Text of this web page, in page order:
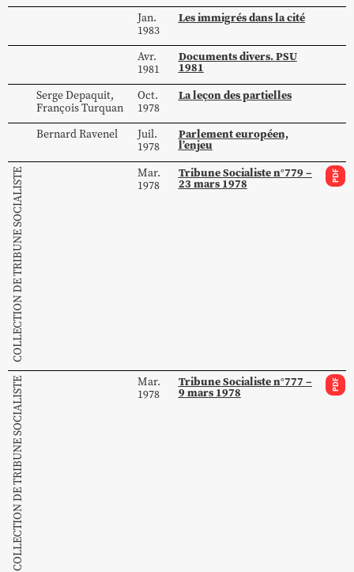
Jan.
1983
Les immigrés dans la cité
Avr.
1981
Documents divers. PSU
1981
SergeDepaquit,
FrançoisTurquan
Oct.
1978
La leçon des partielles
BernardRavenel
Juil.
1978
Parlement européen,
l’enjeu
COLLECTION DE TRIBUNE SOCIALISTE
Mar.
1978
Tribune Socialiste n°779 –
23 mars 1978 PDF
COLLECTION DE TRIBUNE SOCIALISTE
Mar.
1978
Tribune Socialiste n°777 –
9 mars 1978 PDF